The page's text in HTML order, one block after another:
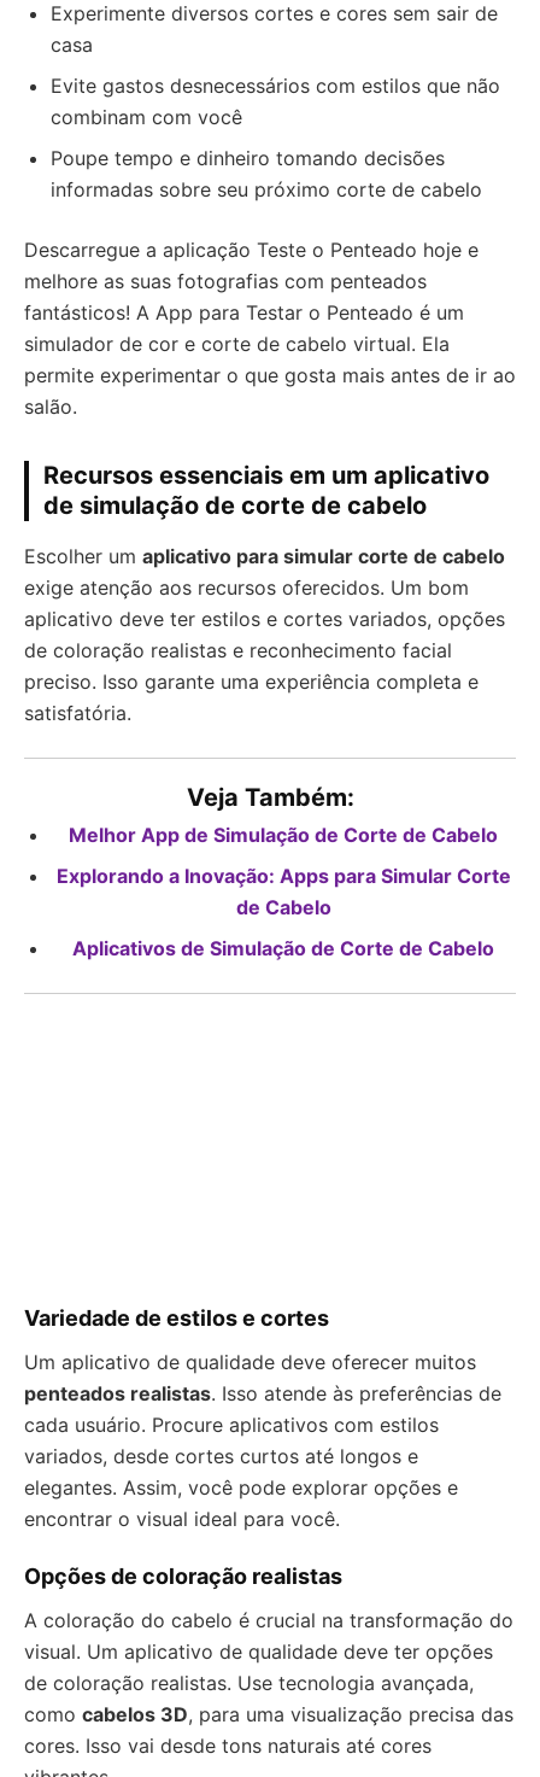
Experimente diversos cortes e cores sem sair de
casa
Evite gastos desnecessários com estilos que não
combinam com você
Poupe tempo e dinheiro tomando decisões
informadas sobre seu próximo corte de cabelo
Descarregue a aplicação Teste o Penteado hoje e
melhore as suas fotografias com penteados
fantásticos! A App para Testar o Penteado é um
simulador de cor e corte de cabelo virtual. Ela
permite experimentar o que gosta mais antes de ir ao
salão.
Recursos essenciais em um aplicativo
de simulação de corte de cabelo
Escolher um aplicativo para simular corte de cabelo
exige atenção aos recursos oferecidos. Um bom
aplicativo deve ter estilos e cortes variados, opções
de coloração realistas e reconhecimento facial
preciso. Isso garante uma experiência completa e
satisfatória.
Veja Também:
Melhor App de Simulação de Corte de Cabelo
Explorando a Inovação: Apps para Simular Corte
de Cabelo
Aplicativos de Simulação de Corte de Cabelo
Variedade de estilos e cortes
Um aplicativo de qualidade deve oferecer muitos
penteados realistas. Isso atende às preferências de
cada usuário. Procure aplicativos com estilos
variados, desde cortes curtos até longos e
elegantes. Assim, você pode explorar opções e
encontrar o visual ideal para você.
Opções de coloração realistas
A coloração do cabelo é crucial na transformação do
visual. Um aplicativo de qualidade deve ter opções
de coloração realistas. Use tecnologia avançada,
como cabelos 3D, para uma visualização precisa das
cores. Isso vai desde tons naturais até cores